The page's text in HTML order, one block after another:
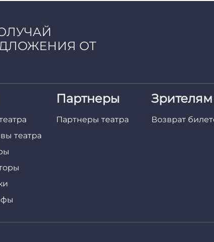
ОТ
театра
Партнеры
Партнеры театра
Зрителям
Возврат